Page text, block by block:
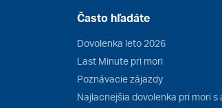
Často hľadáte
Dovolenka leto 2026
Last Minute pri mori
Poznávacie zájazdy
Najlacnejšia dovolenka pri mori s